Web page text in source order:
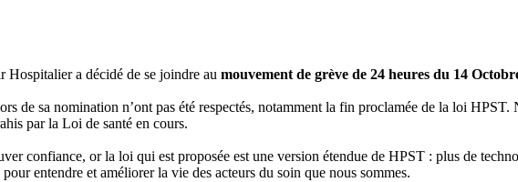
a décidé de se joindre au mouvement de grève de 24 heures du 14
de sa nomination n’ont pas été respectés, notamment la fin proclamée de la loi
par la Loi de santé en cours.
confiance, or la loi qui est proposée est une version étendue de HPST : plus de
entendre et améliorer la vie des acteurs du soin que nous sommes.